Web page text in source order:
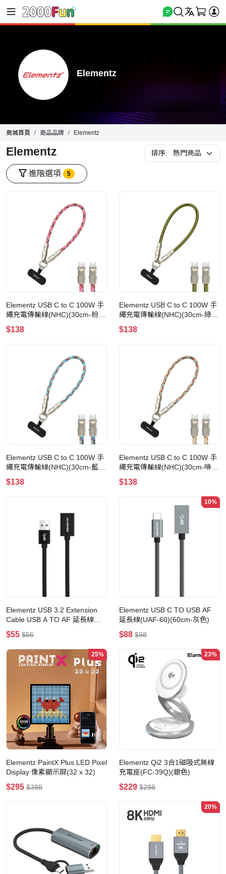
Elementz
商城首頁 商品品牌 Elementz
Elementz 排序:
進階選項 5
Elementz USB C to C 100W 手
繩充電傳輸線(NHC)(30cm-粉紅
色)
$138
Elementz USB C to C 100W 手
繩充電傳輸線(NHC)(30cm-綠
色)
$138
Elementz USB C to C 100W 手
繩充電傳輸線(NHC)(30cm-藍
色)
$138
Elementz USB C to C 100W 手
繩充電傳輸線(NHC)(30cm-啡
色)
$138
Elementz USB 3.2 Extension
Cable USB A TO AF 延長線
(UMF-32)(100cm-黑色)
$55 $56
10%
Elementz USB C TO USB AF
延長線(UAF-60)(60cm-灰色)
$88 $98
25%
Elementz PaintX Plus LED Pixel
Display 像素顯示屏(32 x 32)
$295 $398
23%
Elementz Qi2 3合1磁吸式無線
充電座(FC-39Q)(銀色)
$229 $298
20%